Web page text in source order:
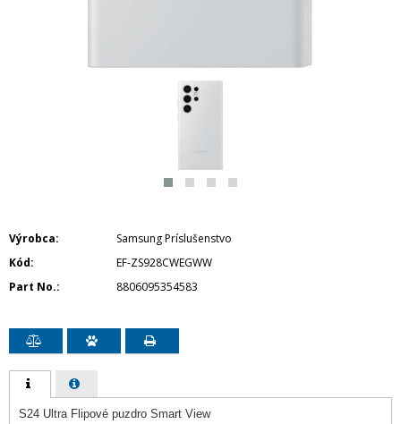
Výrobca
Samsung Príslušenstvo
Kód
EF-ZS928CWEGWW
Part No.
8806095354583
S24 Ultra Flipové puzdro Smart View